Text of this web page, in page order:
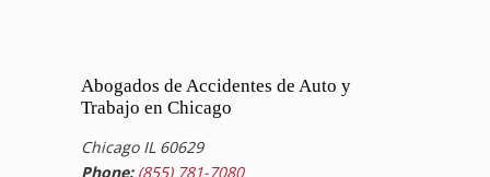
Abogados de Accidentes de Auto y
Trabajo en Chicago
Chicago IL 60629
Phone: (855) 781-7080